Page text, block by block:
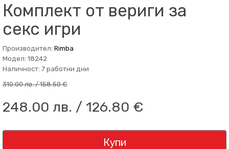
Комплект от вериги за
секс игри
Производител: Rimba
Модел: 18242
Наличност: 7 работни дни
310.00 лв. / 158.50 €
248.00 лв. / 126.80 €
Купи